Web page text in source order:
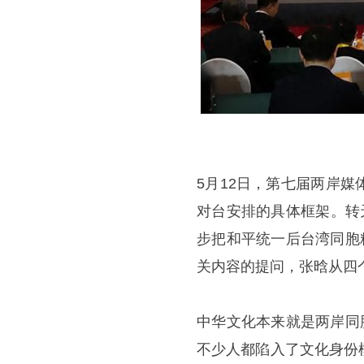
5月12日，第七届两岸媒
对台安排的具体框架。
步把和平统一后台湾同
关内容的提问，张晗从
中华文化本来就是两岸
不少人都陷入了文化身